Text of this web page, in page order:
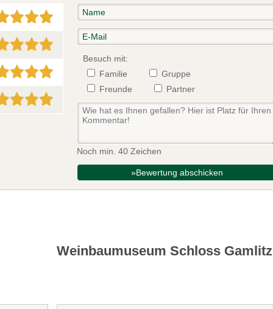
Besuch mit:
Familie
Gruppe
Freunde
Partner
Noch min. 40 Zeichen
»Bewertung abschicken
Weinbaumuseum Schloss Gamlitz